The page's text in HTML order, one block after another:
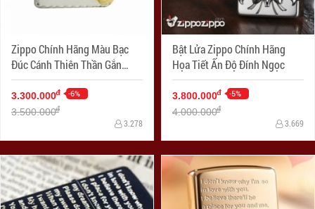
Zippo Chính Hãng Màu Bạc
Đúc Cánh Thiên Thần Gắn
Ngọc Xanh Bên Sườn
3.300.000đ -6%
3.500.000đ
3.278
Bật Lửa Zippo Chính Hãng
Họa Tiết Ấn Độ Đính Ngọc
3.800.000đ -5%
4.000.000đ
3.669